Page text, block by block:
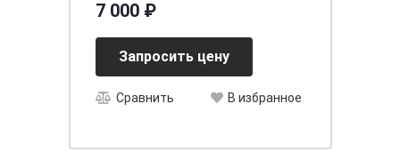
7 000 ₽
Запросить цену
Сравнить В избранное